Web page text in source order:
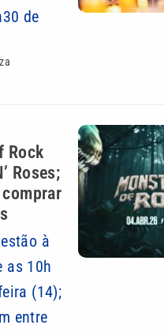
de
Rock
Roses;
à
as 10h
(14);
entre